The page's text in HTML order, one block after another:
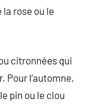
rose ou le
citronnées qui
Pour l’automne,
pin ou le clou